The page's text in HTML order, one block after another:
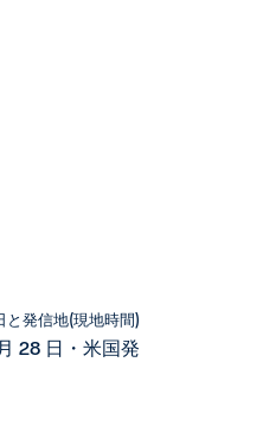
発信地(現地時間)
28 日・米国発